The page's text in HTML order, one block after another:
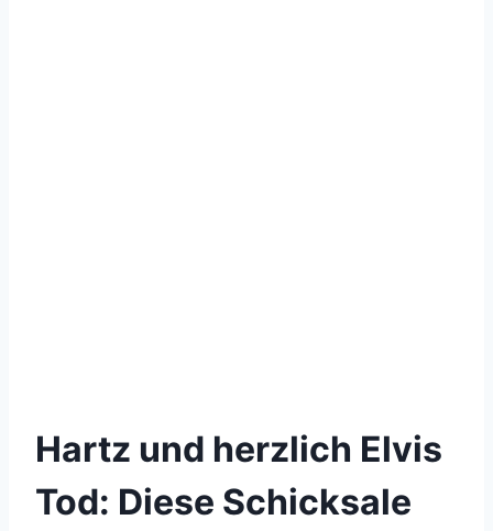
Hartz und herzlich Elvis
Tod: Diese Schicksale